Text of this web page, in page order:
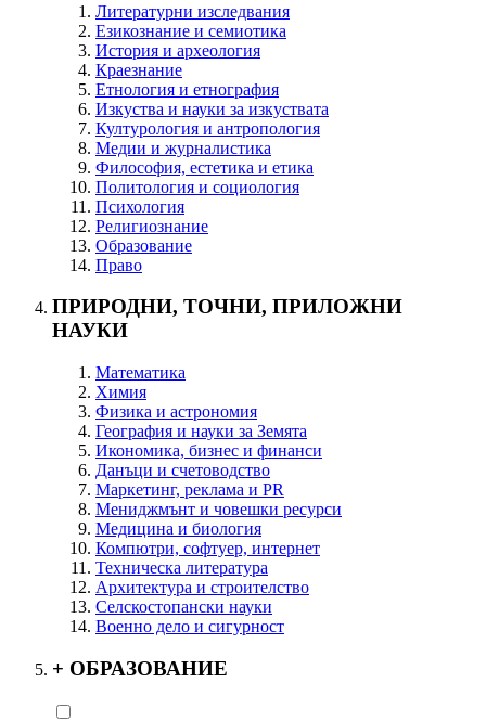
Литературни изследвания
Езикознание и семиотика
История и археология
Краезнание
Етнология и етнография
Изкуства и науки за изкуствата
Културология и антропология
Медии и журналистика
Философия, естетика и етика
Политология и социология
Психология
Религиознание
Образование
Право
ПРИРОДНИ, ТОЧНИ, ПРИЛОЖНИ
НАУКИ
Математика
Химия
Физика и астрономия
География и науки за Земята
Икономика, бизнес и финанси
Данъци и счетоводство
Маркетинг, реклама и PR
Мениджмънт и човешки ресурси
Медицина и биология
Компютри, софтуер, интернет
Техническа литература
Архитектура и строителство
Селскостопански науки
Военно дело и сигурност
+ ОБРАЗОВАНИЕ